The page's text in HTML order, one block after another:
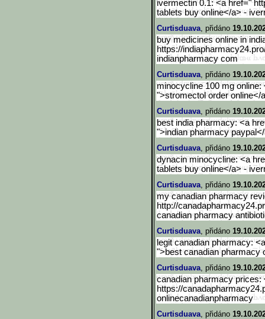
ivermectin 0.1: <a href="
tablets buy online</a> -
Curtisduava, přidáno
buy medicines online in
https://
indianpharmacy com
Curtisduava, přidáno
minocycline 100 mg
">stromectol order
Curtisduava, přidáno
best india pharmacy: <a
">indian pharmacy
Curtisduava, přidáno
dynacin minocycline: <a
tablets buy online</a> -
Curtisduava, přidáno
my canadian pharmacy
http://
canadian pharmacy
Curtisduava, přidáno
legit canadian pharmacy:
">best canadian pharmacy
Curtisduava, přidáno
canadian pharmacy prices:
https://
onlinecanadianpharmacy
Curtisduava, přidáno